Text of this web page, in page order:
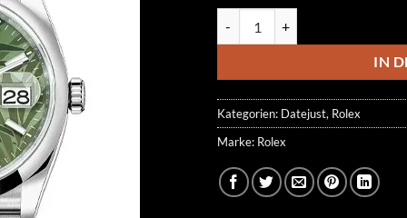
499.00 €
IN
Kategorien: Datejust, Rolex
Marke: Rolex